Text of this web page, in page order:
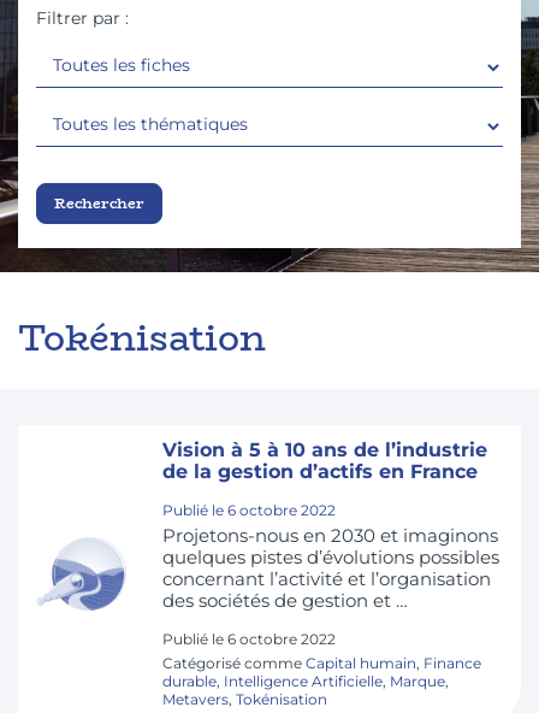
Filtrer par :
Tokénisation
Vision à 5 à 10 ans de l’industrie
de la gestion d’actifs en France
Publié le 6 octobre 2022
Projetons-nous en 2030 et imaginons
quelques pistes d’évolutions possibles
concernant l’activité et l’organisation
des sociétés de gestion et …
Publié le 6 octobre 2022
Catégorisé comme Capital humain, Finance
durable, Intelligence Artificielle, Marque,
Metavers, Tokénisation